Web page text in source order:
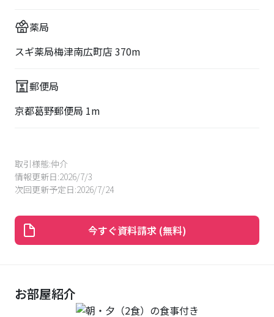
薬局
スギ薬局梅津南広町店 370m
郵便局
京都葛野郵便局 1m
取引様態:仲介
情報更新日:2026/7/3
次回更新予定日:2026/7/24
今すぐ資料請求 (無料)
お部屋紹介